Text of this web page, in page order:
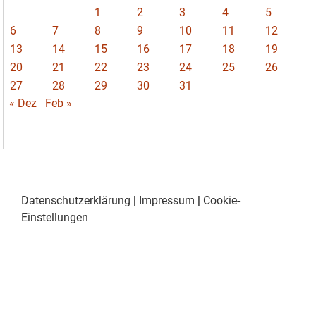
1 2 3 4
5
6
7 8 9 10 11
12
13
14 15 16 17 18
19
20
21 22 23 24 25
26
27
28 29 30
31
« Dez
Feb »
Datenschutzerklärung Impressum
Cookie-
Einstellungen